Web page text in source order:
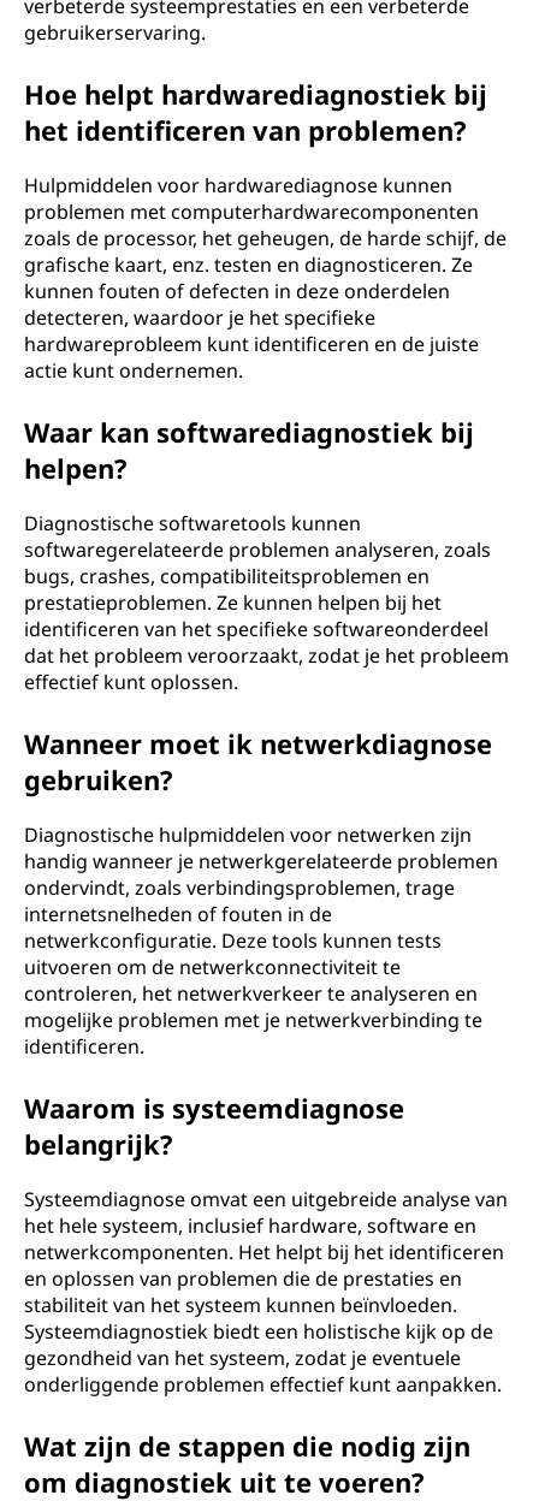
verbeterde systeemprestaties en een verbeterde
gebruikerservaring.
Hoe helpt hardwarediagnostiek bij
het identificeren van problemen?
Hulpmiddelen voor hardwarediagnose kunnen
problemen met computerhardwarecomponenten
zoals de processor, het geheugen, de harde schijf, de
grafische kaart, enz. testen en diagnosticeren. Ze
kunnen fouten of defecten in deze onderdelen
detecteren, waardoor je het specifieke
hardwareprobleem kunt identificeren en de juiste
actie kunt ondernemen.
Waar kan softwarediagnostiek bij
helpen?
Diagnostische softwaretools kunnen
softwaregerelateerde problemen analyseren, zoals
bugs, crashes, compatibiliteitsproblemen en
prestatieproblemen. Ze kunnen helpen bij het
identificeren van het specifieke softwareonderdeel
dat het probleem veroorzaakt, zodat je het probleem
effectief kunt oplossen.
Wanneer moet ik netwerkdiagnose
gebruiken?
Diagnostische hulpmiddelen voor netwerken zijn
handig wanneer je netwerkgerelateerde problemen
ondervindt, zoals verbindingsproblemen, trage
internetsnelheden of fouten in de
netwerkconfiguratie. Deze tools kunnen tests
uitvoeren om de netwerkconnectiviteit te
controleren, het netwerkverkeer te analyseren en
mogelijke problemen met je netwerkverbinding te
identificeren.
Waarom is systeemdiagnose
belangrijk?
Systeemdiagnose omvat een uitgebreide analyse van
het hele systeem, inclusief hardware, software en
netwerkcomponenten. Het helpt bij het identificeren
en oplossen van problemen die de prestaties en
stabiliteit van het systeem kunnen beïnvloeden.
Systeemdiagnostiek biedt een holistische kijk op de
gezondheid van het systeem, zodat je eventuele
onderliggende problemen effectief kunt aanpakken.
Wat zijn de stappen die nodig zijn
om diagnostiek uit te voeren?